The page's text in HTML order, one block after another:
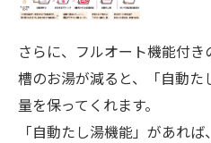
さらに、フルオート機能付
槽のお湯が減ると、「自動
量を保ってくれます。
「自動たし湯機能」があれ